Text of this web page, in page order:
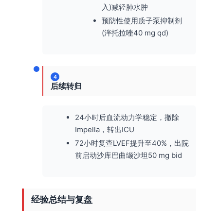
入)减轻肺水肿
预防性使用质子泵抑制剂
(泮托拉唑40 mg qd)
4
后续转归
24小时后血流动力学稳定，撤除
Impella，转出ICU
72小时复查LVEF提升至40%，出院
前启动沙库巴曲缬沙坦50 mg bid
经验总结与复盘